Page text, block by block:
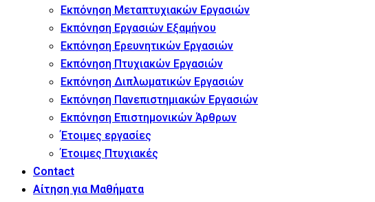
Εκπόνηση Μεταπτυχιακών Εργασιών
Εκπόνηση Εργασιών Εξαμήνου
Εκπόνηση Ερευνητικών Εργασιών
Εκπόνηση Πτυχιακών Εργασιών
Εκπόνηση Διπλωματικών Εργασιών
Εκπόνηση Πανεπιστημιακών Εργασιών
Εκπόνηση Επιστημονικών Άρθρων
Έτοιμες εργασίες
Έτοιμες Πτυχιακές
Contact
Αίτηση για Μαθήματα